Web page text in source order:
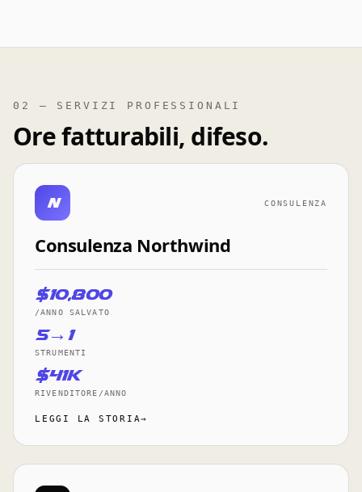
02 — SERVIZI PROFESSIONALI
Ore fatturabili, difeso.
N CONSULENZA
Consulenza Northwind
$10,800
/ANNO SALVATO
5→1
STRUMENTI
$41K
RIVENDITORE/ANNO
LEGGI LA STORIA→